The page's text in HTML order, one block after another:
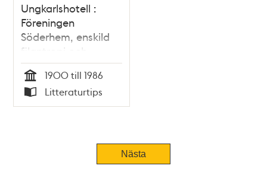
Ungkarlshotell :
Föreningen
Söderhem, enskild
filantropi och
allmän socialvård
1900-1986 / Inger
Ström-Billing
Tid
1900 till 1986
Typ
Litteraturtips
Nästa